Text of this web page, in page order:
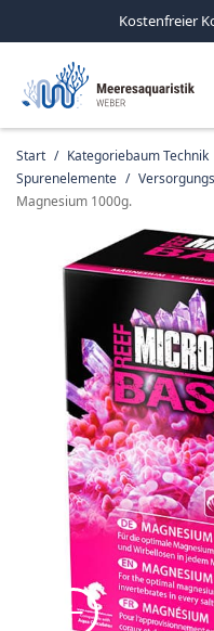
Kostenfreier
Start / Kategoriebaum Technik
Spurenelemente /
Magnesium 1000g.